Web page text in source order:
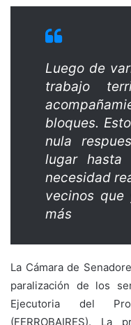
Luego de
trabajo
bloques.
nula
lugar
necesidad
vecinos que
más
La Cámara de
paralización de los
Ejecutoria del
(FERROBAIRES).